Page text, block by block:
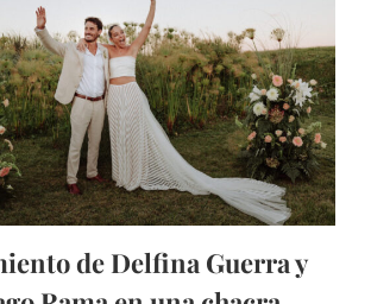
de Delfina Guerra y